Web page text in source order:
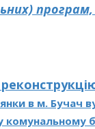
в м. Бучач